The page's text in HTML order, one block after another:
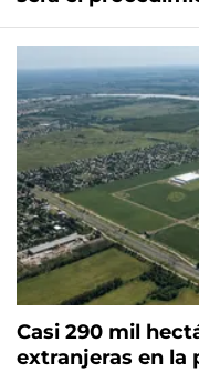
Casi 290 mil
extranjeras en la